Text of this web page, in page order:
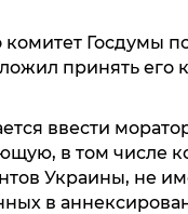
комитет Госдумы
принять его
ввести
в том числе
Украины, не
в